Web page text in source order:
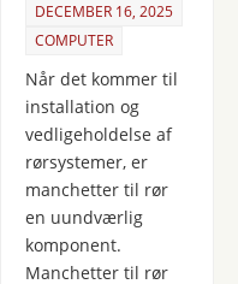
DECEMBER 16, 2025
COMPUTER
Når det kommer til
installation og
vedligeholdelse af
rørsystemer, er
manchetter til rør
en uundværlig
komponent.
Manchetter til rør